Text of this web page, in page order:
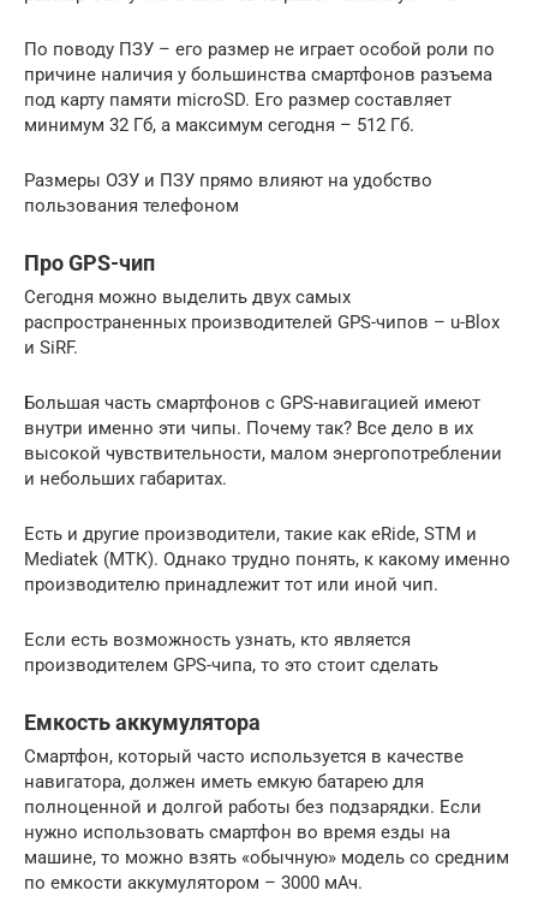
По поводу ПЗУ – его размер не играет особой роли по
причине наличия у большинства смартфонов разъема
под карту памяти microSD. Его размер составляет
минимум 32 Гб, а максимум сегодня – 512 Гб.
Размеры ОЗУ и ПЗУ прямо влияют на удобство
пользования телефоном
Про GPS-чип
Сегодня можно выделить двух самых
распространенных производителей GPS-чипов – u-Blox
и SiRF.
Большая часть смартфонов с GPS-навигацией имеют
внутри именно эти чипы. Почему так? Все дело в их
высокой чувствительности, малом энергопотреблении
и небольших габаритах.
Есть и другие производители, такие как eRide, STM и
Mediatek (МТК). Однако трудно понять, к какому именно
производителю принадлежит тот или иной чип.
Если есть возможность узнать, кто является
производителем GPS-чипа, то это стоит сделать
Емкость аккумулятора
Смартфон, который часто используется в качестве
навигатора, должен иметь емкую батарею для
полноценной и долгой работы без подзарядки. Если
нужно использовать смартфон во время езды на
машине, то можно взять «обычную» модель со средним
по емкости аккумулятором – 3000 мАч.